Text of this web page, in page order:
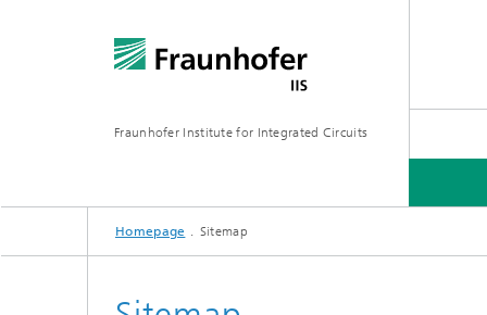
Fraunhofer Institute for Integrated Circuits
研究分野
Homepage Sitemap